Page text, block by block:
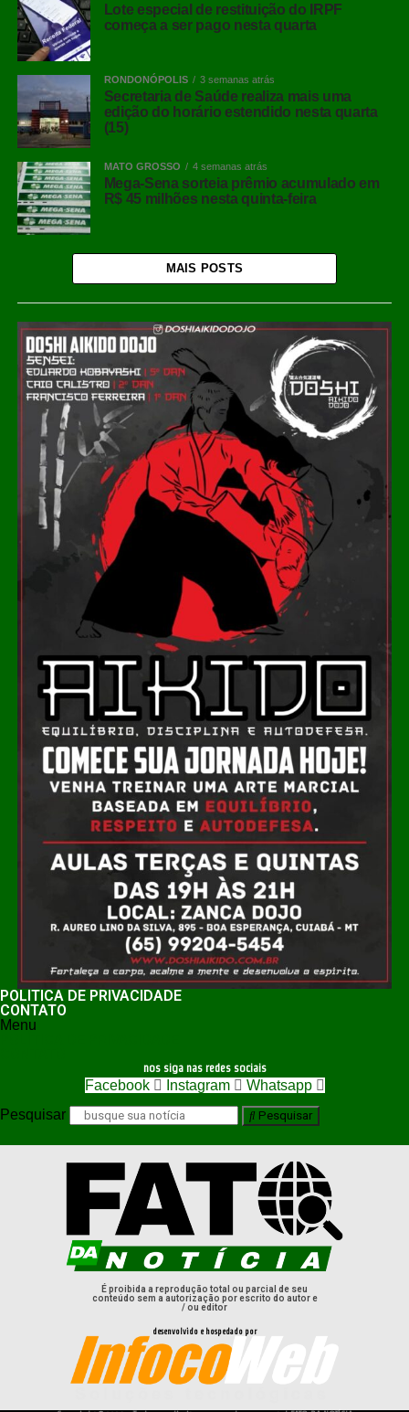
Lote especial de restituição do IRPF
começa a ser pago nesta quarta
RONDONÓPOLIS 3 semanas atrás
Secretaria de Saúde realiza mais uma
edição do horário estendido nesta quarta
(15)
MATO GROSSO 4 semanas atrás
Mega-Sena sorteia prêmio acumulado em
R$ 45 milhões nesta quinta-feira
MAIS POSTS
POLÍTICA DE PRIVACIDADE
CONTATO
Menu
nos siga nas redes sociais
Facebook Instagram
Whatsapp
Pesquisar
Pesquisar
É proibida a reprodução total ou parcial de seu
conteúdo sem a autorização por escrito do autor e
/ ou editor
desenvolvido e hospedado por